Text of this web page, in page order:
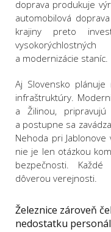
doprava produkuje
automobilová
krajiny preto
a modernizácie staníc.
Aj Slovensko plánuje
infraštruktúry.
a Žilinou,
a postupne sa
Nehoda pri
nie je len otázkou
bezpečnosti.
dôverou verejnosti.
Železnice zároveň
nedostatku